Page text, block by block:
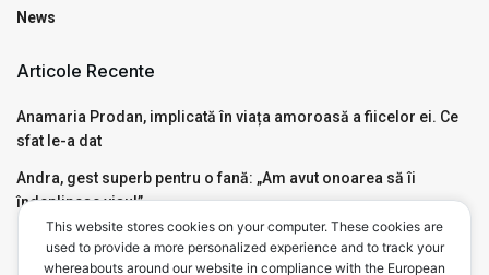
News
Articole Recente
Anamaria Prodan, implicată în viața amoroasă a fiicelor ei. Ce
sfat le-a dat
Andra, gest superb pentru o fană: „Am avut onoarea să îi
îndeplinesc visul”
Motivul pentru care Mircea Badea a avut nevoie de Ambulanță,
live, în emisiunea de la Antena 3. Ce a pățit
This website stores cookies on your computer. These cookies are
used to provide a more personalized experience and to track your
whereabouts around our website in compliance with the European